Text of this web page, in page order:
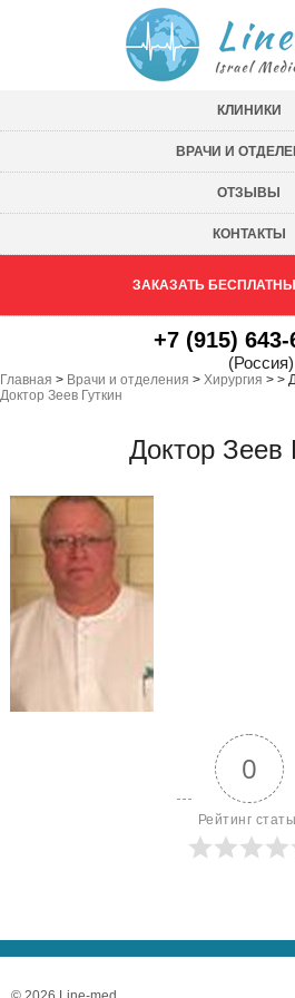
КЛИНИКИ
ВРАЧИ И
ОТЗЫВЫ
КОНТАКТЫ
ЗАКАЗАТЬ
+7 (915) 643-
(Россия)
Главная > Врачи и отделения > Хирургия >
Доктор Зеев Гуткин
>
Доктор Зеев
0
Рейтинг